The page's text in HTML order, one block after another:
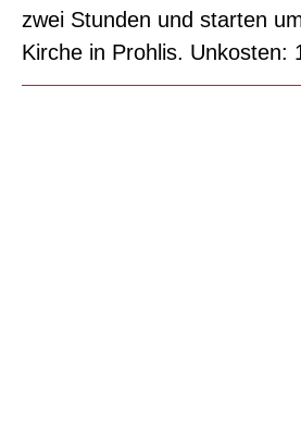
zwei Stunden und starten
Kirche in Prohlis. Unkosten: